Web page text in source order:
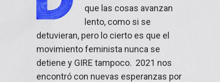
que las cosas avanzan
lento, como si se
detuvieran, pero lo cierto es que el
movimiento feminista nunca se
detiene y GIRE tampoco. 2021 nos
encontró con nuevas esperanzas por